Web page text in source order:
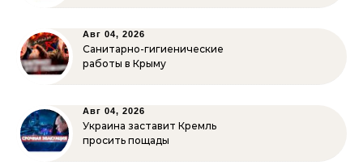
Авг 04, 2026
Санитарно-гигиенические
работы в Крыму
Авг 04, 2026
Украина заставит Кремль
просить пощады